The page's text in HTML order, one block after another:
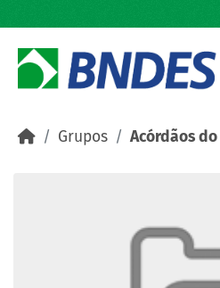
Grupos Acórdãos do